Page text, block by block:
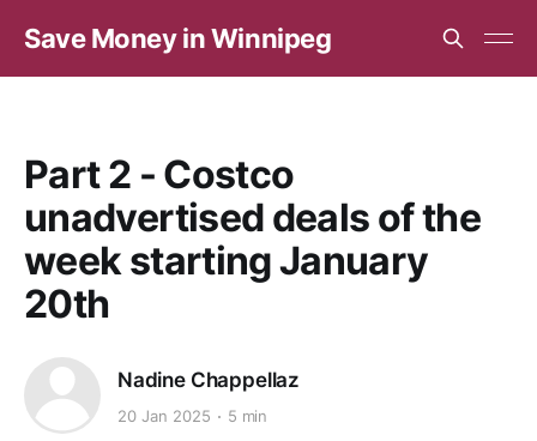
Save Money in Winnipeg
Part 2 - Costco
unadvertised deals of the
week starting January
20th
Nadine Chappellaz
20 Jan 2025 5 min